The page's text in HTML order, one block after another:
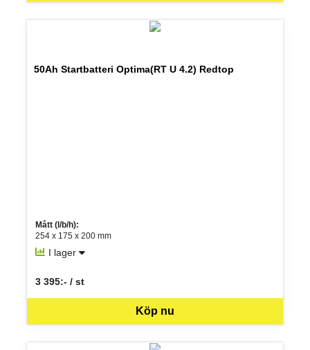
50Ah Startbatteri Optima(RT U 4.2) Redtop
Mått (l/b/h):
254 x 175 x 200 mm
I lager
Köp nu
3 395:- / st
SEK per ST